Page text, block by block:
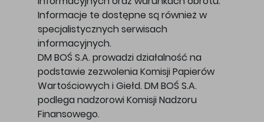
Informacje te dostępne są również w
specjalistycznych serwisach
informacyjnych.
DM BOŚ S.A. prowadzi działalność na
podstawie zezwolenia Komisji Papierów
Wartościowych i Giełd. DM BOŚ S.A.
podlega nadzorowi Komisji Nadzoru
Finansowego.